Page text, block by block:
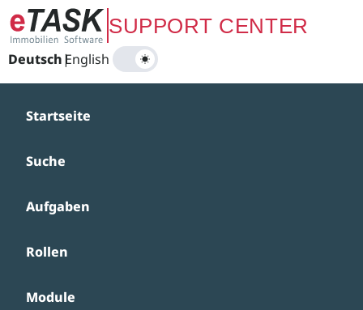
Zum Hauptinhalt springenSUPPORT CENTER
Deutsch|
English
Startseite
Suche
Aufgaben
Rollen
Module